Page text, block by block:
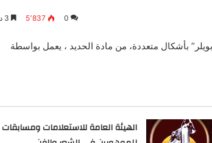
0 5٬837
بأشكال متعددة، من مادة الحديد ، يعمل بواسطة
الهيئة العامة للاستعلامات ومسابقات